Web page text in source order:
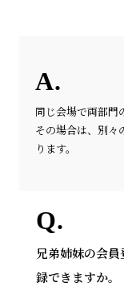
同じ会場で両部門
その場合は、別々
ります。
兄弟姉妹の会
録できますか。